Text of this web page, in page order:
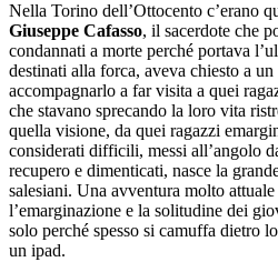
Nella Torino dell’Ottocento c’erano
Giuseppe Cafasso, il sacerdote che
condannati a morte perché portava
destinati alla forca, aveva chiesto a
accompagnarlo a far visita a quei
che stavano sprecando la loro vita
quella visione, da quei ragazzi
considerati difficili, messi all’angolo
recupero e dimenticati, nasce la
salesiani. Una avventura molto
l’emarginazione e la solitudine dei
solo perché spesso si camuffa dietro
un ipad.